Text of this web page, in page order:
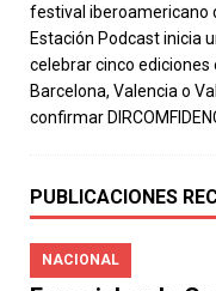
festival iberoamericano
Estación Podcast inicia
celebrar cinco ediciones
Barcelona, Valencia o
confirmar
PUBLICACIONES
NACIONAL